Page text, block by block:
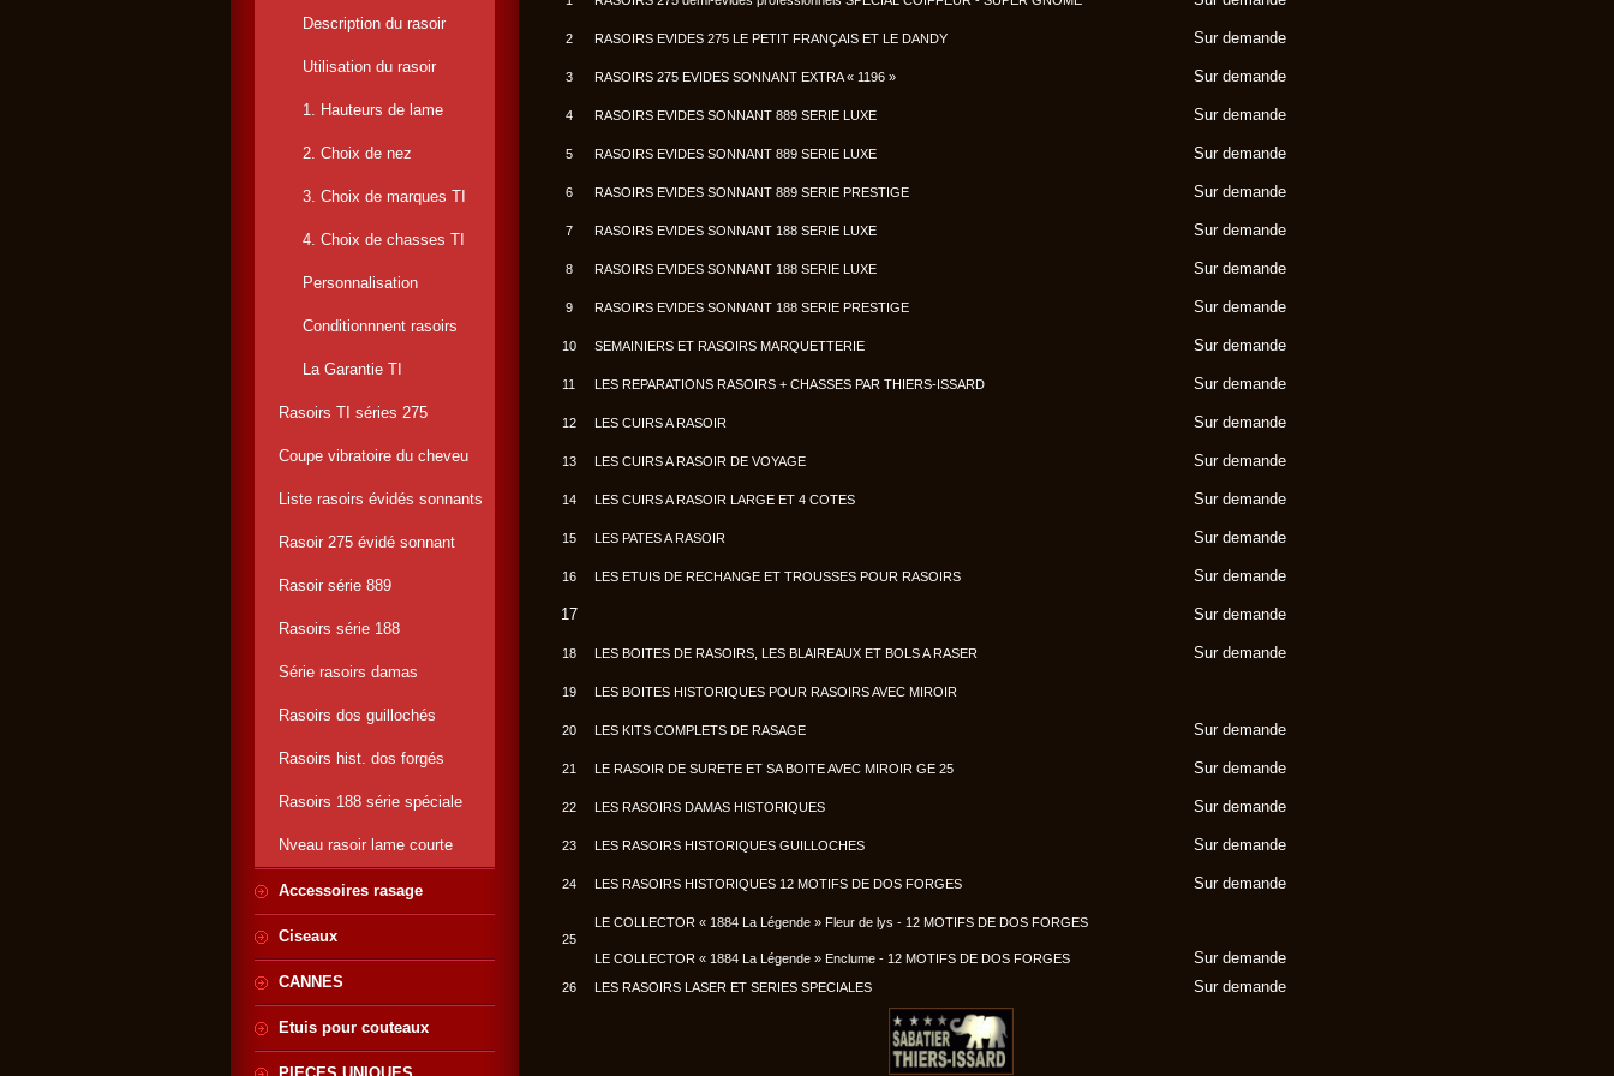
2 RASOIRS EVIDES 275 LE PETIT FRANÇAIS ET LE DANDY Sur demande
3 RASOIRS 275 EVIDES SONNANT EXTRA « 1196 » Sur demande
4 RASOIRS EVIDES SONNANT 889 SERIE LUXE Sur demande
5 RASOIRS EVIDES SONNANT 889 SERIE LUXE Sur demande
6 RASOIRS EVIDES SONNANT 889 SERIE PRESTIGE Sur demande
7 RASOIRS EVIDES SONNANT 188 SERIE LUXE Sur demande
8 RASOIRS EVIDES SONNANT 188 SERIE LUXE Sur demande
9 RASOIRS EVIDES SONNANT 188 SERIE PRESTIGE Sur demande
10 SEMAINIERS ET RASOIRS MARQUETTERIE Sur demande
11 LES REPARATIONS RASOIRS + CHASSES PAR THIERS-ISSARD Sur demande
12 LES CUIRS A RASOIR Sur demande
13 LES CUIRS A RASOIR DE VOYAGE Sur demande
14 LES CUIRS A RASOIR LARGE ET 4 COTES Sur demande
15 LES PATES A RASOIR Sur demande
16 LES ETUIS DE RECHANGE ET TROUSSES POUR RASOIRS Sur demande
17 Sur demande
18 LES BOITES DE RASOIRS, LES BLAIREAUX ET BOLS A RASER Sur demande
19 LES BOITES HISTORIQUES POUR RASOIRS AVEC MIROIR
20 LES KITS COMPLETS DE RASAGE Sur demande
21 LE RASOIR DE SURETE ET SA BOITE AVEC MIROIR GE 25 Sur demande
22 LES RASOIRS DAMAS HISTORIQUES Sur demande
23 LES RASOIRS HISTORIQUES GUILLOCHES Sur demande
24 LES RASOIRS HISTORIQUES 12 MOTIFS DE DOS FORGES Sur demande
25
LE COLLECTOR « 1884 La Légende » Fleur de lys - 12 MOTIFS DE DOS FORGES
LE COLLECTOR « 1884 La Légende » Enclume - 12 MOTIFS DE DOS FORGES Sur demande
26 LES RASOIRS LASER ET SERIES SPECIALES Sur demande
Description du rasoir
Utilisation du rasoir
1. Hauteurs de lame
2. Choix de nez
3. Choix de marques TI
4. Choix de chasses TI
Personnalisation
Conditionnnent rasoirs
La Garantie TI
Rasoirs TI séries 275
Coupe vibratoire du cheveu
Liste rasoirs évidés sonnants
Rasoir 275 évidé sonnant
Rasoir série 889
Rasoirs série 188
Série rasoirs damas
Rasoirs dos guillochés
Rasoirs hist. dos forgés
Rasoirs 188 série spéciale
Nveau rasoir lame courte
Accessoires rasage
Ciseaux
CANNES
Etuis pour couteaux